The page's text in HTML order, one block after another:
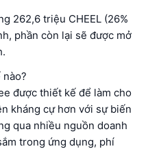
262,6 triệu CHEEL (26%
phần còn lại sẽ được mở
được thiết kế để làm cho
kháng cự hơn với sự biến
qua nhiều nguồn doanh
trong ứng dụng, phí